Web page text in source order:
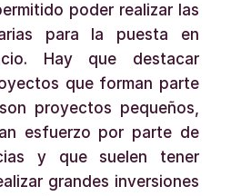
poder realizar las
para la puesta en
Hay que destacar
que forman parte
proyectos pequeños,
esfuerzo por parte de
y que suelen tener
grandes inversiones